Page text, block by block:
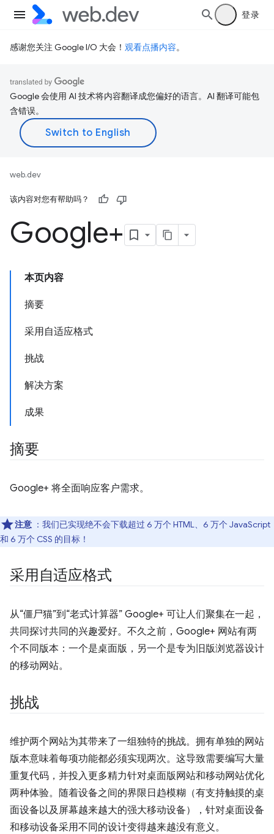
登录
感谢您关注 Google I/O 大会！ 观看点播内容。
Google 会使用 AI 技术将内容翻译成您偏好的语言。AI 翻译可能包
含错误。
web.dev
该内容对您有帮助吗？
Google+
本页内容
摘要
采用自适应格式
挑战
解决方案
成果
摘要
Google+ 将全面响应客户需求。
注意 ：我们已实现绝不会下载超过 6 万个 HTML、6 万个 JavaScript
和 6 万个 CSS 的目标！
采用自适应格式
从“僵尸猫”到“老式计算器” Google+ 可让人们聚集在一起，
共同探讨共同的兴趣爱好。不久之前，Google+ 网站有两
个不同版本：一个是桌面版，另一个是专为旧版浏览器设计
的移动网站。
挑战
维护两个网站为其带来了一组独特的挑战。拥有单独的网站
版本意味着每项功能都必须实现两次。这导致需要编写大量
重复代码，并投入更多精力针对桌面版网站和移动网站优化
两种体验。随着设备之间的界限日趋模糊（有支持触摸的桌
面设备以及屏幕越来越大的强大移动设备），针对桌面设备
和移动设备采用不同的设计变得越来越没有意义。